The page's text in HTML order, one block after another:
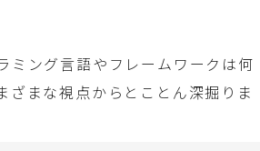
ミング言語やフレームワークは何
まな視点からとことん深掘りま